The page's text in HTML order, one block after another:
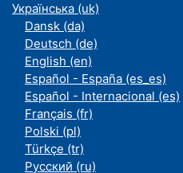
Українська ‎(uk)‎
Dansk ‎(da)‎
Deutsch ‎(de)‎
English ‎(en)‎
Español - España ‎(es_es)‎
Español - Internacional ‎(es)‎
Français ‎(fr)‎
Polski ‎(pl)‎
Türkçe ‎(tr)‎
Русский ‎(ru)‎